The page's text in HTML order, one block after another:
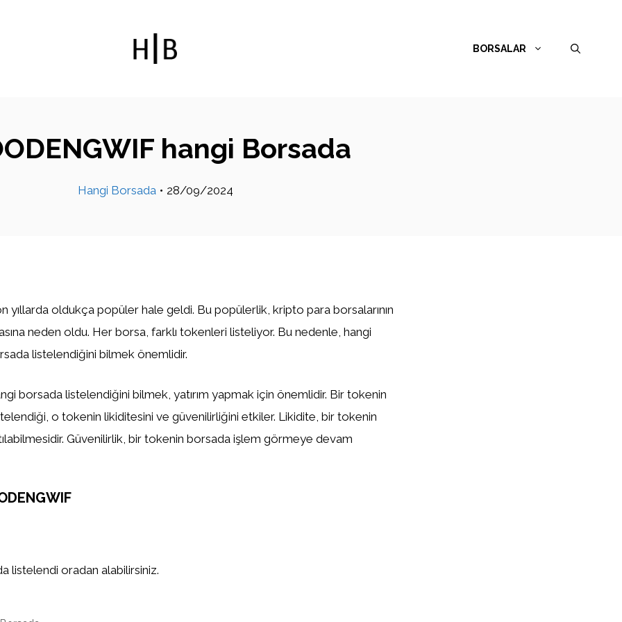
BORSALAR
hangi Borsada
Hangi Borsada • 28/09/2024
yıllarda oldukça popüler hale geldi. Bu popülerlik, kripto para borsalarının
neden oldu. Her borsa, farklı tokenleri listeliyor. Bu nedenle, hangi
listelendiğini bilmek önemlidir.
borsada listelendiğini bilmek, yatırım yapmak için önemlidir. Bir tokenin
o tokenin likiditesini ve güvenilirliğini etkiler. Likidite, bir tokenin
Güvenilirlik, bir tokenin borsada işlem görmeye devam
listelendi oradan alabilirsiniz.